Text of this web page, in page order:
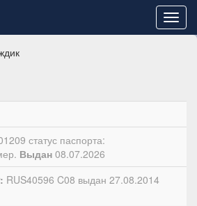
статус паспорта:
Выдан 08.07.2026
RUS40596 C08 выдан 27.08.2014